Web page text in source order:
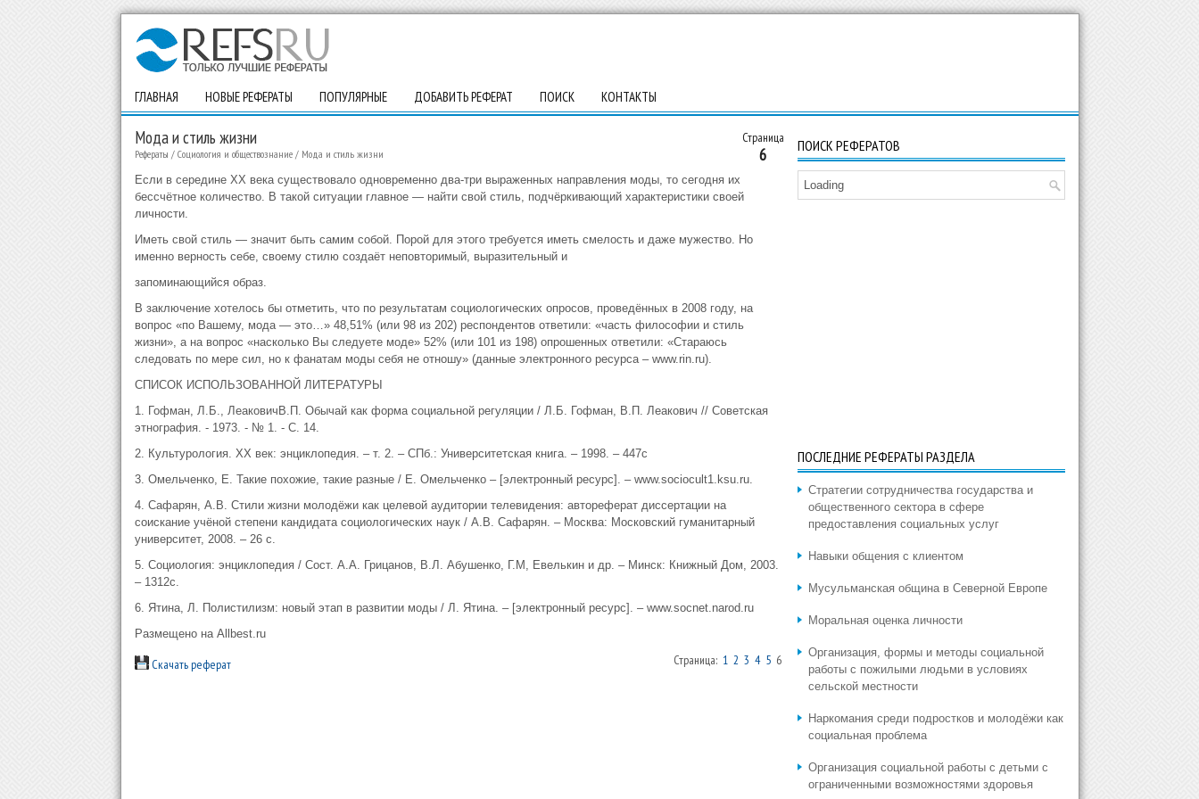
ГЛАВНАЯ НОВЫЕ РЕФЕРАТЫ ПОПУЛЯРНЫЕ ДОБАВИТЬ РЕФЕРАТ ПОИСК КОНТАКТЫ
Страница
6
Мода и стиль жизни
Рефераты / Социология и обществознание/ Мода и стиль жизни
Если в середине XX века существовало одновременно два-три выраженных направления моды, то сегодня их
бессчётное количество. В такой ситуации главное — найти свой стиль, подчёркивающий характеристики своей
личности.
Иметь свой стиль — значит быть самим собой. Порой для этого требуется иметь смелость и даже мужество. Но
именно верность себе, своему стилю создаёт неповторимый, выразительный и
запоминающийся образ.
В заключение хотелось бы отметить, что по результатам социологических опросов, проведённых в 2008 году, на
вопрос «по Вашему, мода — это…» 48,51% (или 98 из 202) респондентов ответили: «часть философии и стиль
жизни», а на вопрос «насколько Вы следуете моде» 52% (или 101 из 198) опрошенных ответили: «Стараюсь
следовать по мере сил, но к фанатам моды себя не отношу» (данные электронного ресурса – www.rin.ru).
СПИСОК ИСПОЛЬЗОВАННОЙ ЛИТЕРАТУРЫ
1. Гофман, Л.Б., ЛеаковичВ.П. Обычай как форма социальной регуляции / Л.Б. Гофман, В.П. Леакович // Советская
этнография. - 1973. - № 1. - С. 14.
2. Культурология. XX век: энциклопедия. – т. 2. – СПб.: Университетская книга. – 1998. – 447с
3. Омельченко, Е. Такие похожие, такие разные / Е. Омельченко – [электронный ресурс]. – www.sociocult1.ksu.ru.
4. Сафарян, А.В. Стили жизни молодёжи как целевой аудитории телевидения: автореферат диссертации на
соискание учёной степени кандидата социологических наук / А.В. Сафарян. – Москва: Московский гуманитарный
университет, 2008. – 26 с.
5. Социология: энциклопедия / Сост. А.А. Грицанов, В.Л. Абушенко, Г.М, Евелькин и др. – Минск: Книжный Дом, 2003.
– 1312с.
6. Ятина, Л. Полистилизм: новый этап в развитии моды / Л. Ятина. – [электронный ресурс]. – www.socnet.narod.ru
Размещено на Allbest.ru
Скачать реферат Страница: 1 2 3 4 56
ПОИСК РЕФЕРАТОВ
Loading
ПОСЛЕДНИЕ РЕФЕРАТЫ РАЗДЕЛА
Стратегии сотрудничества государства и
общественного сектора в сфере
предоставления социальных услуг
Навыки общения с клиентом
Мусульманская община в Северной Европе
Моральная оценка личности
Организация, формы и методы социальной
работы с пожилыми людьми в условиях
сельской местности
Наркомания среди подростков и молодёжи как
социальная проблема
Организация социальной работы с детьми с
ограниченными возможностями здоровья